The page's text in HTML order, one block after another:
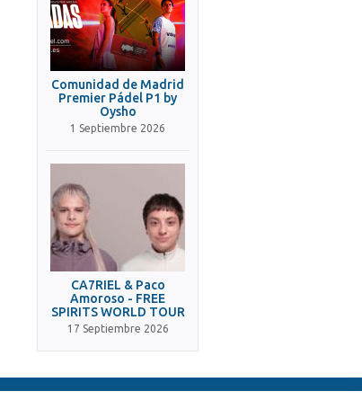
Comunidad de Madrid
Premier Pádel P1 by
Oysho
1 Septiembre 2026
CA7RIEL & Paco
Amoroso - FREE
SPIRITS WORLD TOUR
17 Septiembre 2026